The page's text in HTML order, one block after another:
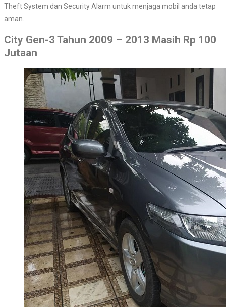
Theft System dan Security Alarm untuk menjaga mobil anda tetap
aman.
City Gen-3 Tahun 2009 – 2013 Masih Rp 100
Jutaan